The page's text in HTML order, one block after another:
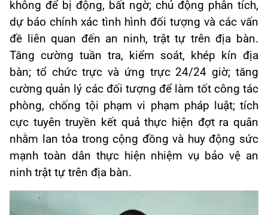
không để bị động, bất ngờ; chủ động phân tích,
dự báo chính xác tình hình đối tượng và các vấn
đề liên quan đến an ninh, trật tự trên địa bàn.
Tăng cường tuần tra, kiểm soát, khép kín địa
bàn; tổ chức trực và ứng trực 24/24 giờ; tăng
cường quản lý các đối tượng để làm tốt công tác
phòng, chống tội phạm vi phạm pháp luật; tích
cực tuyên truyền kết quả thực hiện đợt ra quân
nhằm lan tỏa trong cộng đồng và huy động sức
mạnh toàn dân thực hiện nhiệm vụ bảo vệ an
ninh trật tự trên địa bàn.